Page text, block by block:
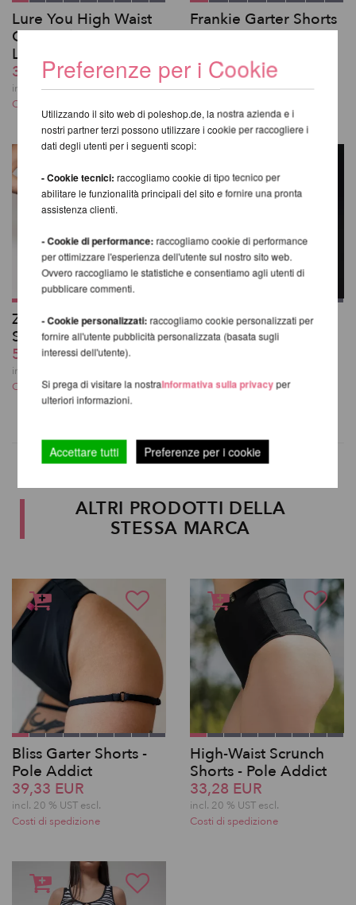
Lure You High Waist
Garter Shorts -
Lunalae
39,33 EUR
incl. 20 % UST escl.
Costi di spedizione
Frankie Garter Shorts
33,28 EUR
Costi di spedizione
Zena Garter Overalls
Shorts
59,50 EUR
incl. 20 % UST escl.
Costi di spedizione
Sasha Meow High
Waist Shorts
Costi di spedizione
ALTRI PRODOTTI DELLA
STESSA MARCA
Bliss Garter Shorts -
Pole Addict
39,33 EUR
incl. 20 % UST escl.
Costi di spedizione
High-Waist Scrunch
Shorts - Pole Addict
33,28 EUR
incl. 20 % UST escl.
Costi di spedizione
Preferenze per i Cookie
Utilizzando il sito web di poleshop.de, la nostra azienda e i
nostri partner terzi possono utilizzare i cookie per raccogliere i
dati degli utenti per i seguenti scopi:
- Cookie tecnici: raccogliamo cookie di tipo tecnico per
abilitare le funzionalità principali del sito e fornire una pronta
assistenza clienti.
- Cookie di performance: raccogliamo cookie di performance
per ottimizzare l'esperienza dell'utente sul nostro sito web.
Ovvero raccogliamo le statistiche e consentiamo agli utenti di
pubblicare commenti.
- Cookie personalizzati: raccogliamo cookie personalizzati per
fornire all'utente pubblicità personalizzata (basata sugli
interessi dell'utente).
Si prega di visitare la nostraInformativa sulla privacyper
ulteriori informazioni.
Accettare tutti Preferenze per i cookie